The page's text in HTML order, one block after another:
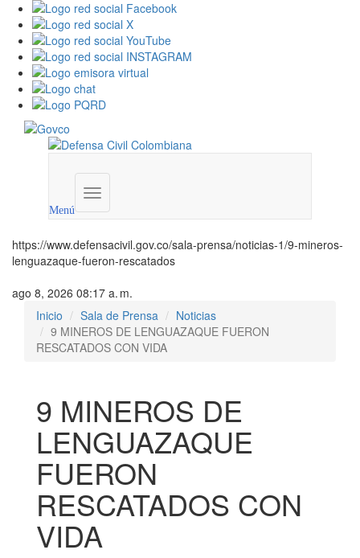
Menú
Menú
institucional
https://www.defensacivil.gov.co/sala-prensa/noticias-1/9-mineros-
lenguazaque-fueron-rescatados
ago 8, 2026 08:17 a. m.
Inicio
Sala de Prensa
Noticias
9 MINEROS DE LENGUAZAQUE FUERON
RESCATADOS CON VIDA
9 MINEROS DE
LENGUAZAQUE
FUERON
RESCATADOS CON
VIDA